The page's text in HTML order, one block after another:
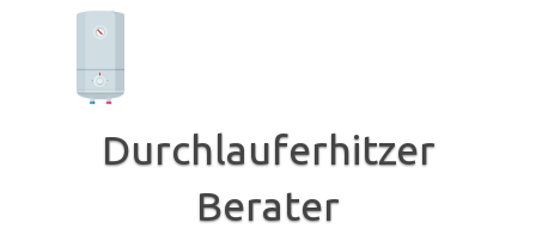
Durchlauferhitzer
Berater